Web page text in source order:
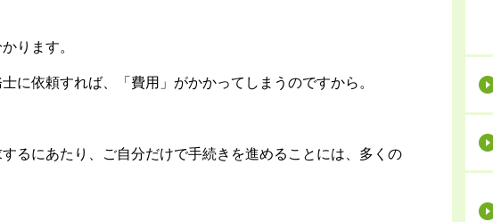
ります。
に依頼すれば、「費用」がかかってしまうのですから。
るにあたり、ご自分だけで手続きを進めることには、多くの